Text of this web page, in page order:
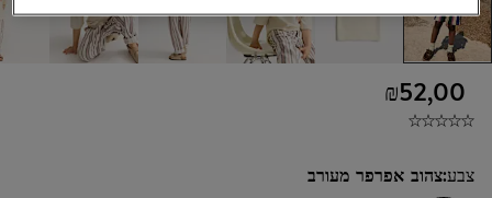
₪52,00
צבע:צהוב אפרפר מעורב